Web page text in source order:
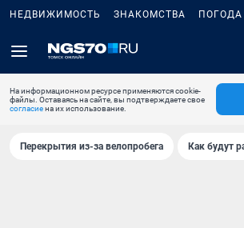
НЕДВИЖИМОСТЬ ЗНАКОМСТВА ПОГОДА
На информационном ресурсе применяются cookie-
файлы. Оставаясь на сайте, вы подтверждаете свое
согласиена их использование.
Перекрытия из-за велопробега Как будут